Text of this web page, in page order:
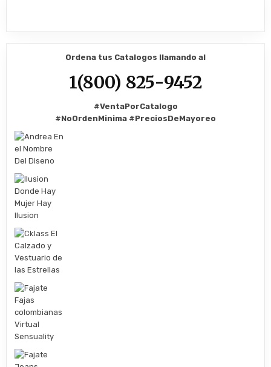
Ordena tus Catalogos llamando al
1(800) 825-9452
#VentaPorCatalogo
#NoOrdenMinima #PreciosDeMayoreo